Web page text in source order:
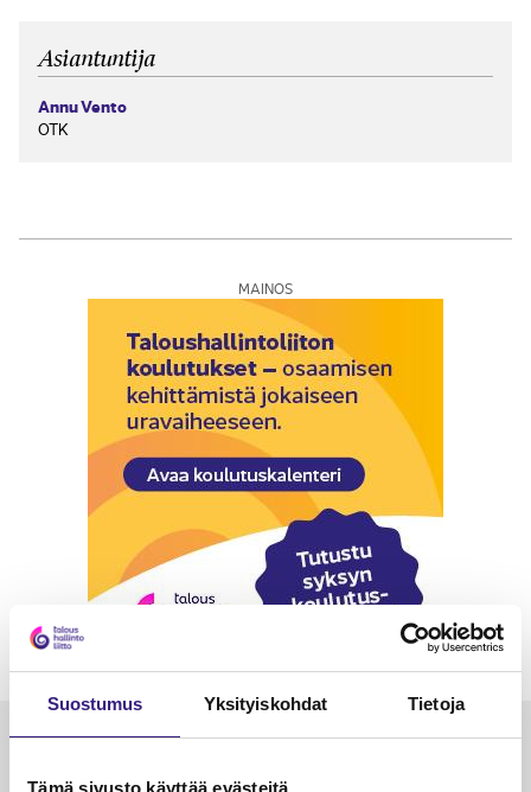
Suostumus Yksityiskohdat Tietoja
Tämä sivusto käyttää evästeitä
Asiantuntija
Annu Vento
OTK
MAINOS